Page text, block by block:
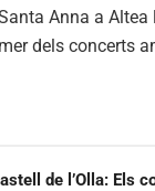
Anna a Altea
dels concerts
de l’Olla: Els